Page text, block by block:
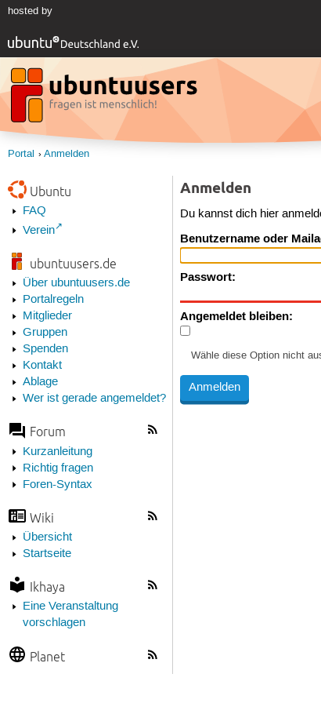
hosted by
Portal Anmelden
Ubuntu
FAQ
Verein
ubuntuusers.de
Über ubuntuusers.de
Portalregeln
Mitglieder
Gruppen
Spenden
Kontakt
Ablage
Wer ist gerade angemeldet?
Forum
Kurzanleitung
Richtig fragen
Foren-Syntax
Wiki
Übersicht
Startseite
Ikhaya
Eine Veranstaltung
vorschlagen
Planet
Anmelden
Du kannst dich hier
Benutzername oder
Passwort:
Angemeldet bleiben:
Wähle diese Option nicht